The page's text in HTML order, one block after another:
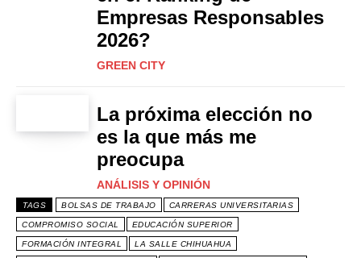
Empresas Responsables
2026?
GREEN CITY
La próxima elección no
es la que más me
preocupa
ANÁLISIS Y OPINIÓN
TAGS BOLSAS DE TRABAJO CARRERAS UNIVERSITARIAS
COMPROMISO SOCIAL EDUCACIÓN SUPERIOR
FORMACIÓN INTEGRAL LA SALLE CHIHUAHUA